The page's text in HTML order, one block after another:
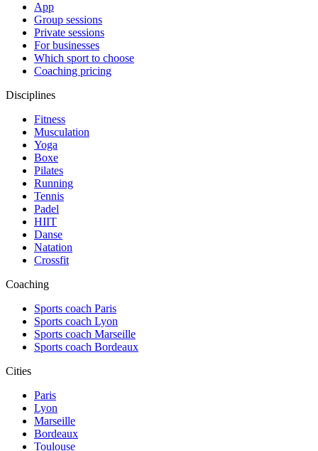
App
Group sessions
Private sessions
For businesses
Which sport to choose
Coaching pricing
Disciplines
Fitness
Musculation
Yoga
Boxe
Pilates
Running
Tennis
Padel
HIIT
Danse
Natation
Crossfit
Coaching
Sports coach Paris
Sports coach Lyon
Sports coach Marseille
Sports coach Bordeaux
Cities
Paris
Lyon
Marseille
Bordeaux
Toulouse